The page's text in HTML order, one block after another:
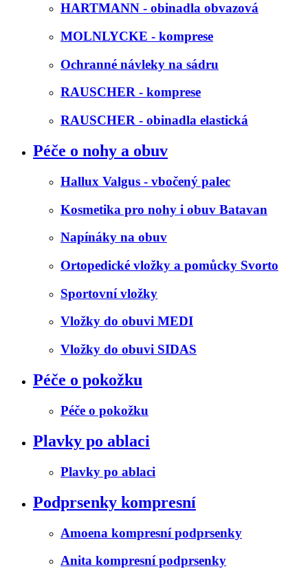
HARTMANN - obinadla obvazová
MOLNLYCKE - komprese
Ochranné návleky na sádru
RAUSCHER - komprese
RAUSCHER - obinadla elastická
Péče o nohy a obuv
Hallux Valgus - vbočený palec
Kosmetika pro nohy i obuv Batavan
Napínáky na obuv
Ortopedické vložky a pomůcky Svorto
Sportovní vložky
Vložky do obuvi MEDI
Vložky do obuvi SIDAS
Péče o pokožku
Péče o pokožku
Plavky po ablaci
Plavky po ablaci
Podprsenky kompresní
Amoena kompresní podprsenky
Anita kompresní podprsenky